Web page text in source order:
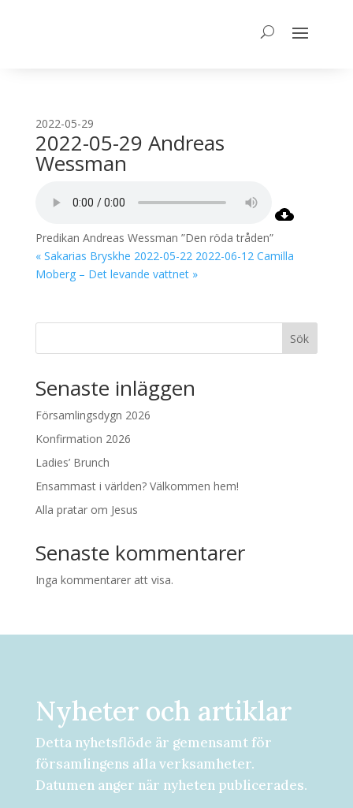
2022-05-29
2022-05-29 Andreas
Wessman
Predikan Andreas Wessman ”Den röda tråden”
« Sakarias Bryskhe 2022-05-22 2022-06-12 Camilla
Moberg – Det levande vattnet »
Sök
Senaste inläggen
Församlingsdygn 2026
Konfirmation 2026
Ladies’ Brunch
Ensammast i världen? Välkommen hem!
Alla pratar om Jesus
Senaste kommentarer
Inga kommentarer att visa.
Nyheter och artiklar
Detta nyhetsflöde är gemensamt för
församlingens alla verksamheter.
Datumen anger när nyheten publicerades.